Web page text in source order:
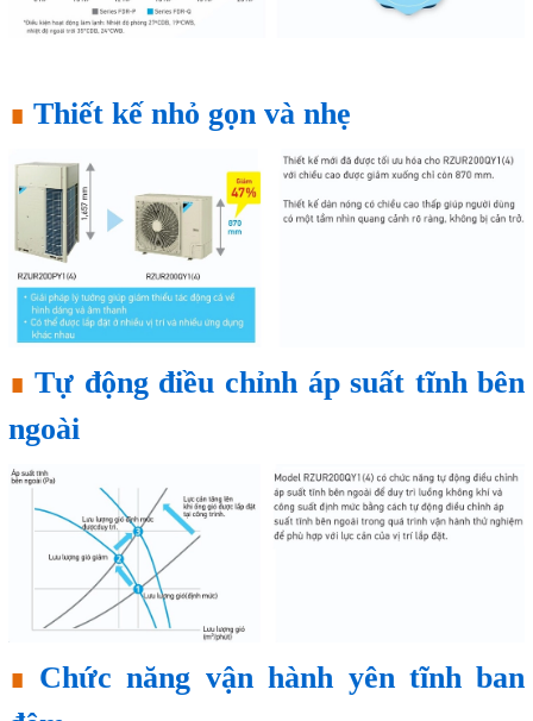
∎ Thiết kế nhỏ gọn và nhẹ
∎Tự động điều chỉnh áp suất tĩnh bên
ngoài
∎ Chức năng vận hành yên tĩnh ban